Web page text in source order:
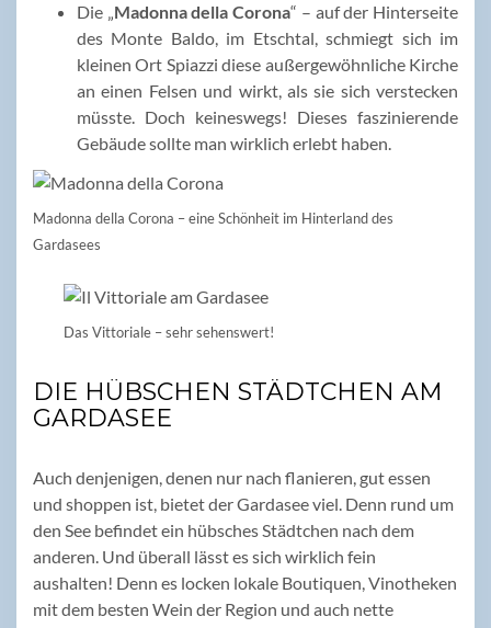
Die „Madonna della Corona“ – auf der Hinterseite
des Monte Baldo, im Etschtal, schmiegt sich im
kleinen Ort Spiazzi diese außergewöhnliche Kirche
an einen Felsen und wirkt, als sie sich verstecken
müsste. Doch keineswegs! Dieses faszinierende
Gebäude sollte man wirklich erlebt haben.
Madonna della Corona – eine Schönheit im Hinterland des
Gardasees
Das Vittoriale – sehr sehenswert!
DIE HÜBSCHEN STÄDTCHEN AM
GARDASEE
Auch denjenigen, denen nur nach flanieren, gut essen
und shoppen ist, bietet der Gardasee viel. Denn rund um
den See befindet ein hübsches Städtchen nach dem
anderen. Und überall lässt es sich wirklich fein
aushalten! Denn es locken lokale Boutiquen, Vinotheken
mit dem besten Wein der Region und auch nette